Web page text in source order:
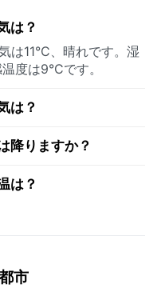
は？
は11°C、晴れです。湿
度は9°Cです。
は？
降りますか？
は？
市